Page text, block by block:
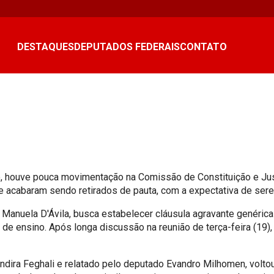
DESTAQUESDEPUTADOS FEDERAISCONTATO
pouca movimentação na Comissão de Constituição e
sendo retirados de pauta, com a expectativa de
D'Ávila, busca estabelecer cláusula agravante
ensino. Após longa discussão na reunião de terça-feira
Feghali e relatado pelo deputado Evandro Milhomen,